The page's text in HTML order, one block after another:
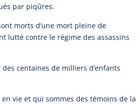
par piqûres.
morts d’une mort pleine de
lutté contre le régime des assassins
centaines de milliers d’enfants
vie et qui sommes des témoins de la